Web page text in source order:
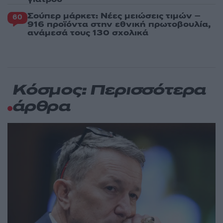
60 Σούπερ μάρκετ: Νέες μειώσεις τιμών –
916 προϊόντα στην εθνική πρωτοβουλία,
ανάμεσά τους 130 σχολικά
Κόσμος: Περισσότερα
άρθρα